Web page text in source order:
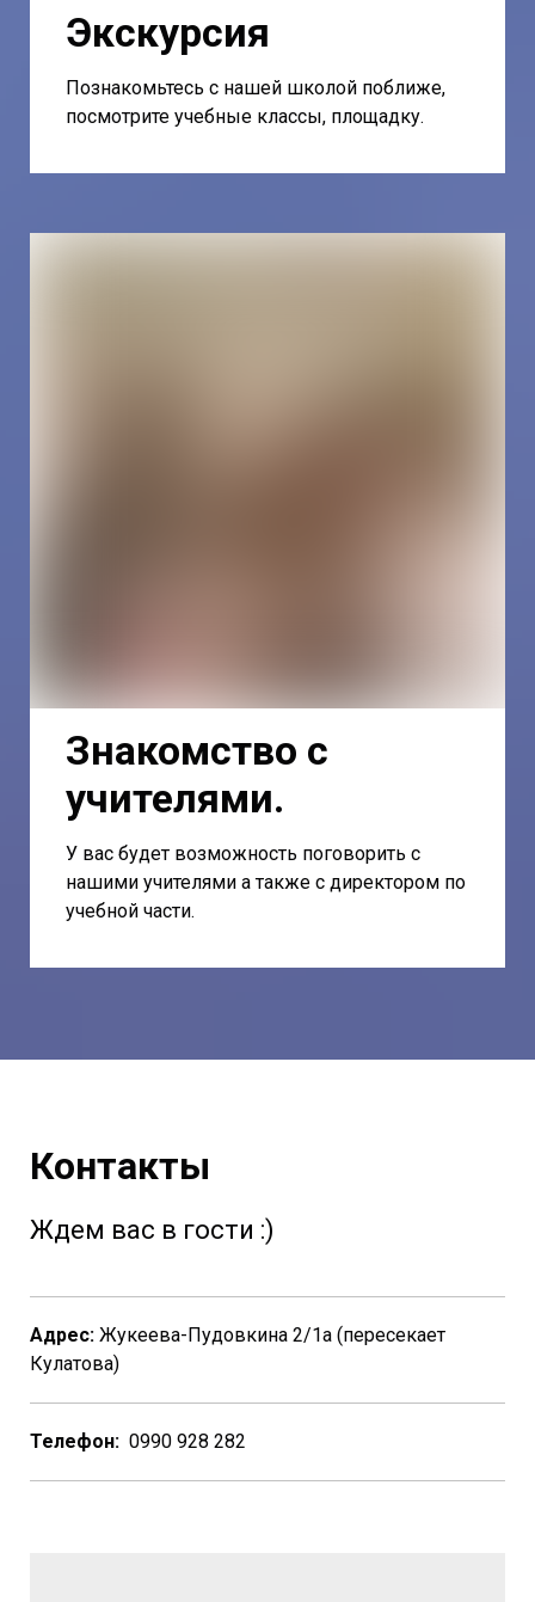
Экскурсия
Познакомьтесь с нашей школой поближе,
посмотрите учебные классы, площадку.
Знакомство с
учителями.
У вас будет возможность поговорить с
нашими учителями а также с директором по
учебной части.
Контакты
Ждем вас в гости :)
Адрес: Жукеева-Пудовкина 2/1a (пересекает
Кулатова)
Телефон: 0990 928 282